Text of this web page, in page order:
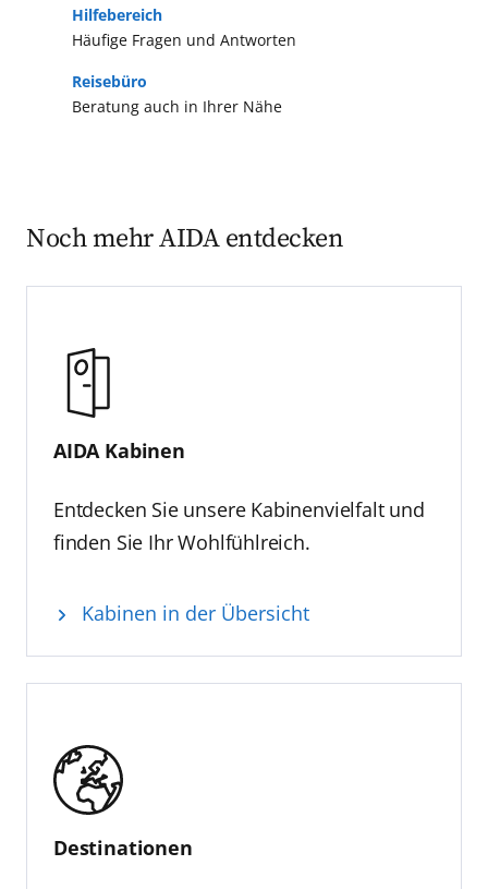
Häufige Fragen und Antworten
Hilfebereich
Beratung auch in Ihrer Nähe
Reisebüro
Noch mehr AIDA entdecken
AIDA Kabinen
Entdecken Sie unsere Kabinenvielfalt und
finden Sie Ihr Wohlfühlreich.
Kabinen in der Übersicht
Destinationen